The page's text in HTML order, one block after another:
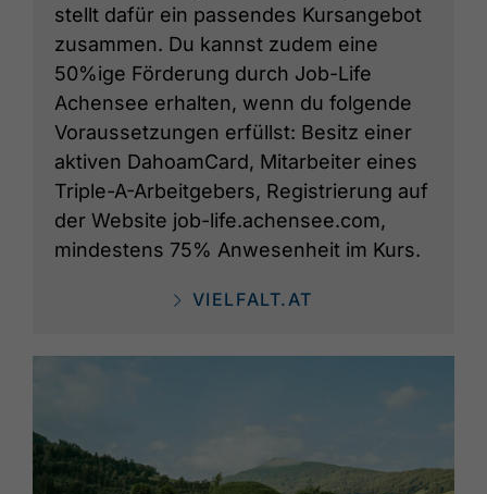
stellt dafür ein passendes Kursangebot
zusammen. Du kannst zudem eine
50%ige Förderung durch Job-Life
Achensee erhalten, wenn du folgende
Voraussetzungen erfüllst: Besitz einer
aktiven DahoamCard, Mitarbeiter eines
Triple-A-Arbeitgebers, Registrierung auf
der Website job-life.achensee.com,
mindestens 75% Anwesenheit im Kurs.
VIELFALT.AT